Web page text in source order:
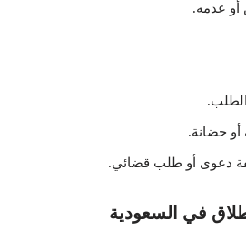
أو عدمه.
أو حضانة.
دعوى أو طلب قضائي.
في السعودية